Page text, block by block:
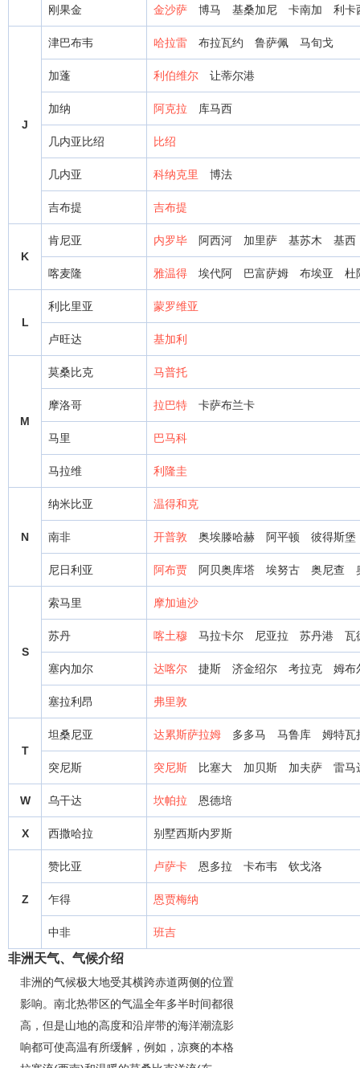
刚果金 金沙萨 博马 基桑加尼 卡南加 利卡
J
津巴布韦 哈拉雷 布拉瓦约 鲁萨佩 马旬戈
加蓬 利伯维尔 让蒂尔港
加纳 阿克拉 库马西
几内亚比绍 比绍
几内亚 科纳克里 博法
吉布提 吉布提
K
肯尼亚 内罗毕 阿西河 加里萨 基苏木 基西
喀麦隆 雅温得 埃代阿 巴富萨姆 布埃亚 杜
L
利比里亚 蒙罗维亚
卢旺达 基加利
M
莫桑比克 马普托
摩洛哥 拉巴特 卡萨布兰卡
马里 巴马科
马拉维 利隆圭
N
纳米比亚 温得和克
南非 开普敦 奥埃滕哈赫 阿平顿 彼得斯堡
尼日利亚 阿布贾 阿贝奥库塔 埃努古 奥尼查
S
索马里 摩加迪沙
苏丹 喀土穆 马拉卡尔 尼亚拉 苏丹港 瓦
塞内加尔 达喀尔 捷斯 济金绍尔 考拉克 姆布
塞拉利昂 弗里敦
T
坦桑尼亚 达累斯萨拉姆 多多马 马鲁库 姆特瓦
突尼斯 突尼斯 比塞大 加贝斯 加夫萨 雷马
W 乌干达 坎帕拉 恩德培
X 西撒哈拉 别墅西斯内罗斯
Z
赞比亚 卢萨卡 恩多拉 卡布韦 钦戈洛
乍得 恩贾梅纳
中非 班吉
非洲天气、气候介绍
非洲的气候极大地受其横跨赤道两侧的位置
影响。南北热带区的气温全年多半时间都很
高，但是山地的高度和沿岸带的海洋潮流影
响都可使高温有所缓解，例如，凉爽的本格